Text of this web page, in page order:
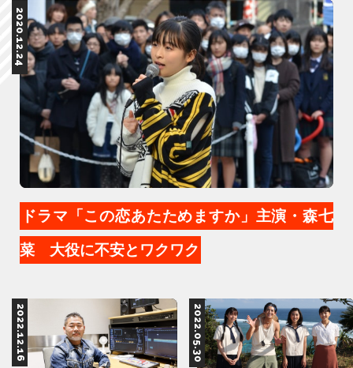
2020.12.24
ドラマ「この恋あたためますか」主演・森七
菜 大役に不安とワクワク
2022.12.16 2022.05.30